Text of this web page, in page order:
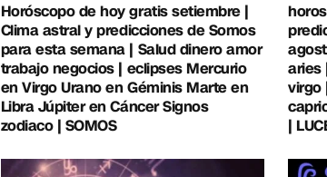
Horóscopo de hoy gratis setiembre |
Clima astral y predicciones de Somos
para esta semana | Salud dinero amor
trabajo negocios | eclipses Mercurio
en Virgo Urano en Géminis Marte en
Libra Júpiter en Cáncer Signos
zodiaco | SOMOS
aries
virgo
|